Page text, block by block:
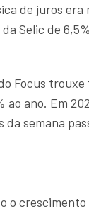
de juros
Selic de
Focus
ano. Em
da semana
o